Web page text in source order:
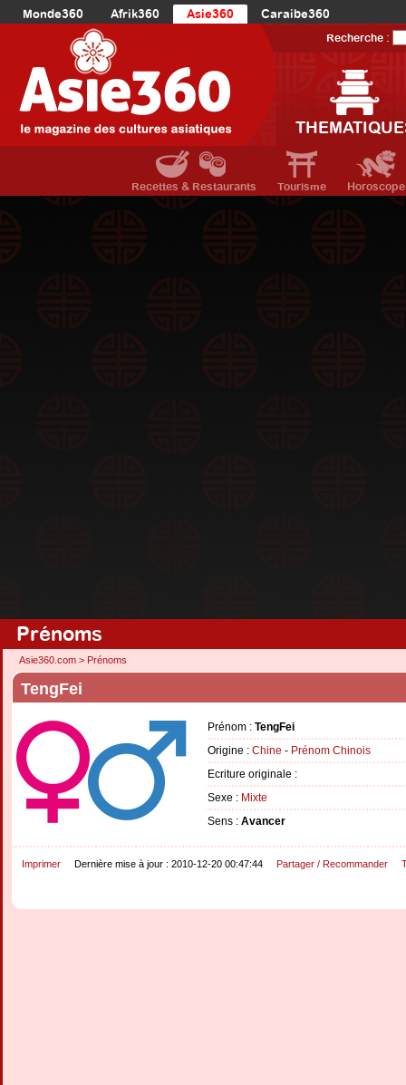
Monde360 Afrik360 Asie360
Caraibe360
Europe360
AmériqueDuNord360
Océanie360
Recherche :
Recettes & Restaurants Tourisme Horoscope
Prénoms
Asie360.com > Prénoms
TengFei
Prénom : TengFei
Origine : Chine - Prénom Chinois
Ecriture originale :
Sexe : Mixte
Sens : Avancer
Imprimer Dernière mise à jour : 2010-12-20 00:47:44 Partager / Recommander